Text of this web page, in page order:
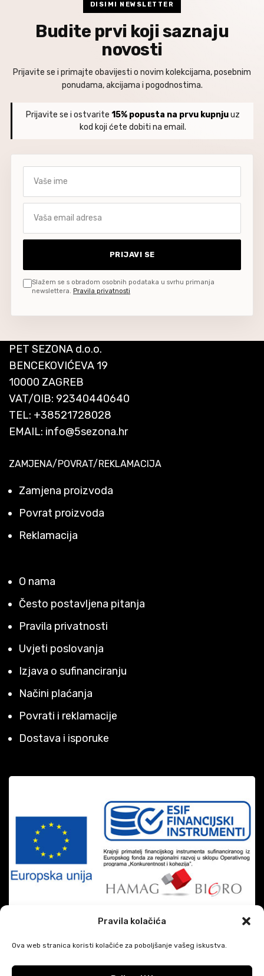
Pravila kolačića
Ova web stranica koristi kolačiće za poboljšanje vašeg iskustva.
DISIMI NEWSLETTER
Budite prvi koji saznaju
novosti
Prijavite se i primajte obavijesti o novim kolekcijama, posebnim
ponudama, akcijama i pogodnostima.
Prijavite se i ostvarite 15% popusta na prvu kupnjuuz
kod koji ćete dobiti na email.
PRIJAVI SE
Slažem se s obradom osobnih podataka u svrhu primanja
newslettera. Pravila privatnosti
PET SEZONA d.o.o.
BENCEKOVIĆEVA 19
10000 ZAGREB
VAT/OIB: 92340440640
TEL: +38521728028
EMAIL: info@5sezona.hr
ZAMJENA/POVRAT/REKLAMACIJA
Zamjena proizvoda
Povrat proizvoda
Reklamacija
O nama
Često postavljena pitanja
Pravila privatnosti
Uvjeti poslovanja
Izjava o sufinanciranju
Načini plaćanja
Povrati i reklamacije
Dostava i isporuke